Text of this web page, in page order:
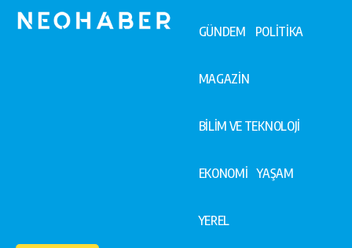
GÜNDEM POLİTİKA
MAGAZİN
BİLİM VE TEKNOLOJİ
EKONOMİ YAŞAM
YEREL